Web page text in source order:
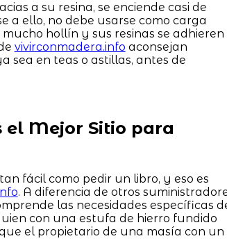
a su resina, se enciende casi de
a ello, no debe usarse como carga
hollín y sus resinas se adhieren
vivirconmadera.info aconsejan
sea en teas o astillas, antes de
el Mejor Sitio para
fácil como pedir un libro, y eso es
. A diferencia de otros
las necesidades específicas
con una estufa de hierro fundido
el propietario de una masía con un